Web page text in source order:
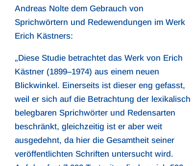
Andreas Nolte dem Gebrauch von
Sprichwörtern und Redewendungen im Werk
Erich Kästners:
„Diese Studie betrachtet das Werk von Erich
Kästner (1899–1974) aus einem neuen
Blickwinkel. Einerseits ist dieser eng gefasst,
weil er sich auf die Betrachtung der lexikalisch
belegbaren Sprichwörter und Redensarten
beschränkt, gleichzeitig ist er aber weit
ausgedehnt, da hier die Gesamtheit seiner
veröffentlichten Schriften untersucht wird.